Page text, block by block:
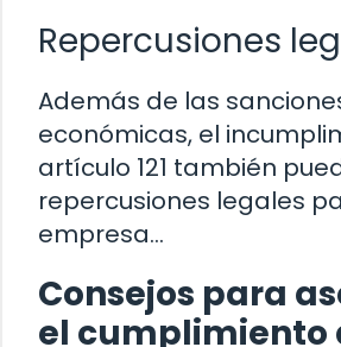
Repercusiones
Además de las
económicas, el
artículo 121 también
repercusiones legales
empresa…
Consejos para
el cumplimiento